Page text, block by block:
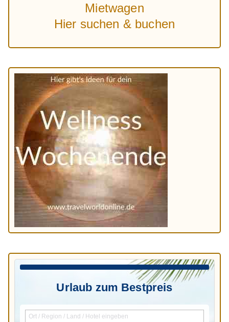
Mietwagen
Hier suchen & buchen
Urlaub zum Bestpreis